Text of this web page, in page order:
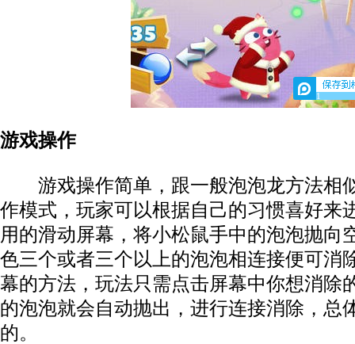
1
游戏操作
游戏操作简单，跟一般泡泡龙方法相
作模式，玩家可以根据自己的习惯喜好来
用的滑动屏幕，将小松鼠手中的泡泡抛向
色三个或者三个以上的泡泡相连接便可消
幕的方法，玩法只需点击屏幕中你想消除
的泡泡就会自动抛出，进行连接消除，总
的。